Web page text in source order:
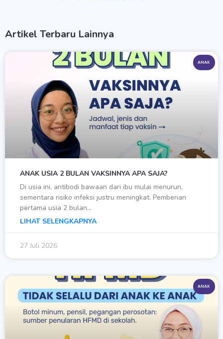
Artikel Terbaru Lainnya
ANAK
ANAK USIA 2 BULAN VAKSINNYA APA SAJA?
Di usia ini, antibodi bawaan dari ibu mulai menurun,
sementara risiko infeksi justru meningkat. Pemberian
pertama usia 2 bulan…
LIHAT SELENGKAPNYA
27 Juli 2026
ANAK